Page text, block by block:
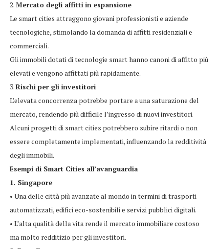
2.Mercato degli affitti in espansione
Le smart cities attraggono giovani professionisti e aziende
tecnologiche, stimolando la domanda di affitti residenziali e
commerciali.
Gli immobili dotati di tecnologie smart hanno canoni di affitto più
elevati e vengono affittati più rapidamente.
3.Rischi per gli investitori
L’elevata concorrenza potrebbe portare a una saturazione del
mercato, rendendo più difficile l’ingresso di nuovi investitori.
Alcuni progetti di smart cities potrebbero subire ritardi o non
essere completamente implementati, influenzando la redditività
degli immobili.
Esempi di Smart Cities all’avanguardia
1. Singapore
• Una delle città più avanzate al mondo in termini di trasporti
automatizzati, edifici eco-sostenibili e servizi pubblici digitali.
• L’alta qualità della vita rende il mercato immobiliare costoso
ma molto redditizio per gli investitori.